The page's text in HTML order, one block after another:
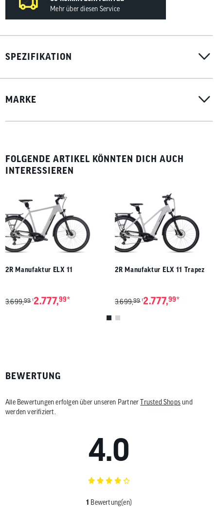
Mehr über diesen Service
SPEZIFIKATION
MARKE
FOLGENDE ARTIKEL KÖNNTEN DICH AUCH
INTERESSIEREN
2R Manufaktur ELX 11
3.699,99 12.777,99*
2R Manufaktur ELX 11 Trapez
3.699,99 12.777,99*
BEWERTUNG
Alle Bewertungen erfolgen über unseren PartnerTrusted Shopsund
werden verifiziert.
4.0
1 Bewertung(en)